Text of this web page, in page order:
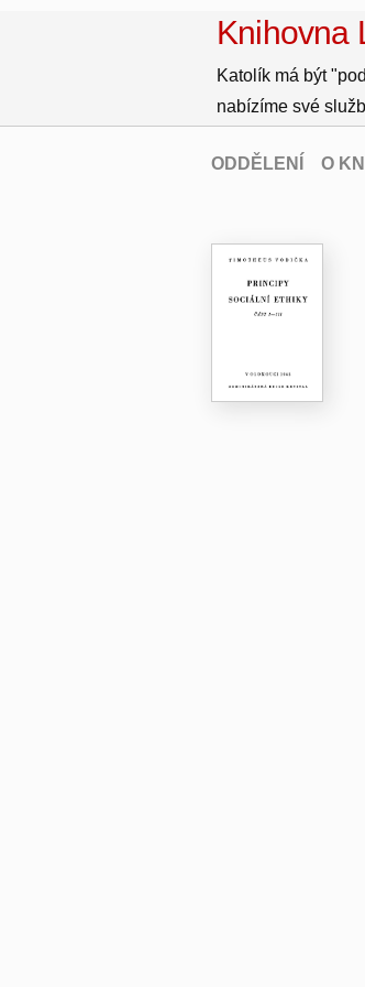
Knihovna
Katolík má být
nabízíme své
ODDĚLENÍ O